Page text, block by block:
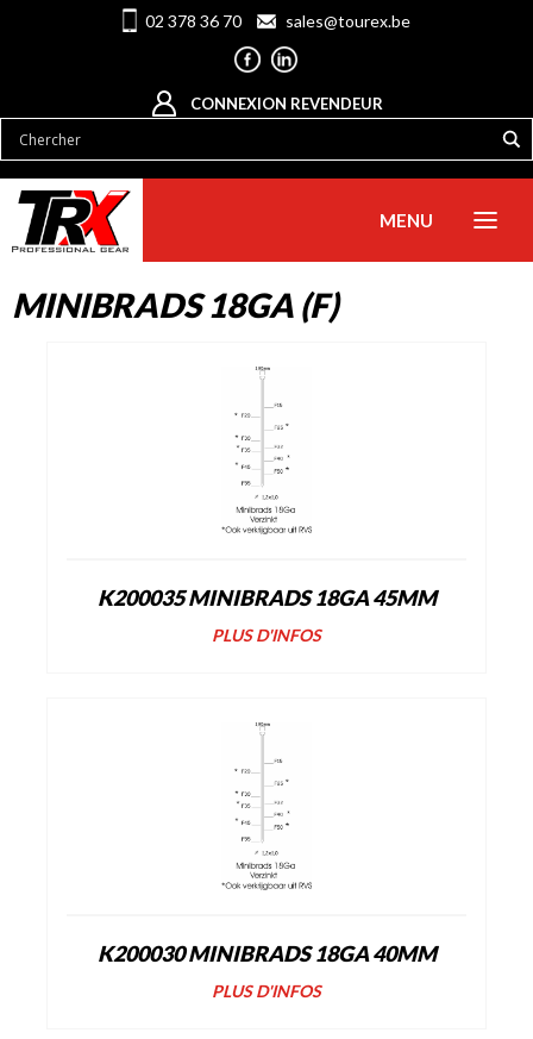
02 378 36 70 sales@tourex.be
CONNEXION REVENDEUR
MENU
MINIBRADS 18GA (F)
K200035 MINIBRADS 18GA 45MM
PLUS D'INFOS
K200030 MINIBRADS 18GA 40MM
PLUS D'INFOS